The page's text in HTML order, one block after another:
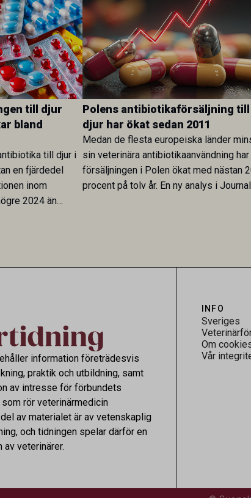
till djur
bland
till djur i
en fjärdedel
inom
2024 än
Polens antibiotikaförsäljning till
djur har ökat sedan 2011
Medan de flesta europeiska länder
sin veterinära antibiotikaanvändning har
försäljningen i Polen ökat med nästan
procent på tolv år. En ny analys i
information företrädesvis
praktik och utbildning, samt
av intresse för förbundets
rör veterinärmedicin
av materialet är av vetenskaplig
och tidningen spelar därför en
veterinärer.
INFO
Sveriges
Om
Vår